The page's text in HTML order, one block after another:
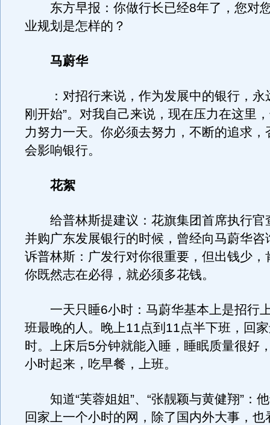
东方早报：你做行长已经8年了，您对
业规划是怎样的？
马蔚华
：对招行来说，作为发展中的银行，永
刚开始”。对我自己来说，现在压力在这里
力努力一天。你必须去努力，不断的追求，
会影响银行。
花絮
给普林斯提建议：花旗集团首席执行官
并购广东发展银行的时候，曾经向马蔚华咨
诉普林斯：广发行对你很重要，但出钱少，
你既然志在必得，就必须多花钱。
一天只睡6小时：马蔚华基本上是招行
班最晚的人。晚上11点到11点半下班，回
时。上床后5分钟就能入睡，睡眠质量很好
小时起来，吃早餐，上班。
知道“芙蓉姐姐”、“张靓颖与黄健翔”：
回家上一个小时的网，除了国内外大事，也